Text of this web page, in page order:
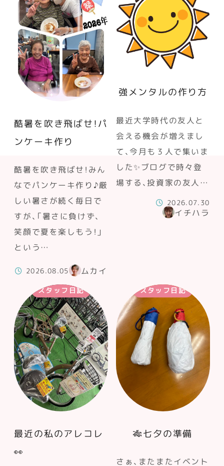
酷暑を吹き飛ばせ！パ
ンケーキ作り
酷暑を吹き飛ばせ！みん
なでパンケーキ作り♪厳
しい暑さが続く毎日で
すが、「暑さに負けず、
笑顔で夏を楽しもう！」
という…
2026.08.05 ムカイ
強メンタルの作り方
最近大学時代の友人と
会える機会が増えまし
て、今月も３人で集いま
した✨ブログで時々登
場する、投資家の友人…
2026.07.30
イチハラ
スタッフ日記
最近の私のアレコレ
👀
スタッフ日記
🎋七夕の準備
さぁ、またまたイベント